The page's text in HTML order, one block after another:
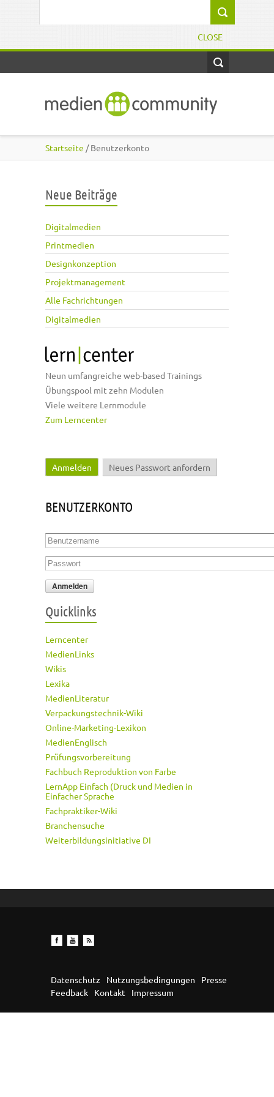
CLOSE
Startseite / Benutzerkonto
Neue Beiträge
Digitalmedien
Printmedien
Designkonzeption
Projektmanagement
Alle Fachrichtungen
Digitalmedien
Neun umfangreiche web-based Trainings
Übungspool mit zehn Modulen
Viele weitere Lernmodule
Zum Lerncenter
Haupt-Reiter
Anmelden (aktiver Reiter)
Neues Passwort anfordern
BENUTZERKONTO
Benutzername
Passwort
Quicklinks
Lerncenter
MedienLinks
Wikis
Lexika
MedienLiteratur
Verpackungstechnik-Wiki
Online-Marketing-Lexikon
MedienEnglisch
Prüfungsvorbereitung
Fachbuch Reproduktion von Farbe
LernApp Einfach (Druck und Medien in
Einfacher Sprache
Fachpraktiker-Wiki
Branchensuche
Weiterbildungsinitiative DI
Datenschutz Nutzungsbedingungen
Presse
Feedback
Kontakt Impressum